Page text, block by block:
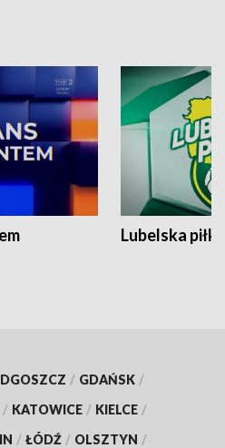
Lubelska piłka
/ GDAŃSK /
/ KATOWICE / KIELCE /
/ ŁÓDŹ / OLSZTYN /